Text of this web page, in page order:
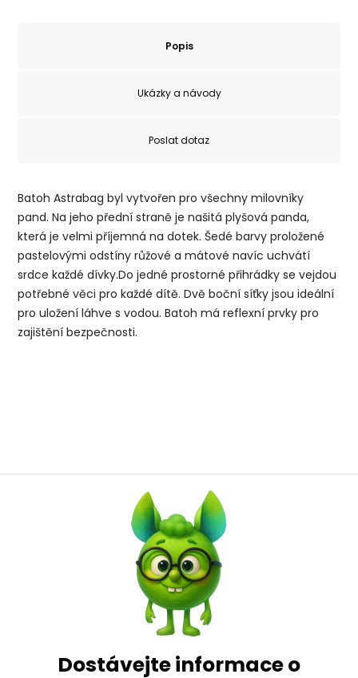
Popis
Ukázky a návody
Poslat dotaz
Batoh Astrabag byl vytvořen pro všechny milovníky
pand. Na jeho přední straně je našitá plyšová panda,
která je velmi příjemná na dotek. Šedé barvy proložené
pastelovými odstíny růžové a mátové navíc uchvátí
srdce každé dívky.Do jedné prostorné přihrádky se vejdou
potřebné věci pro každé dítě. Dvě boční síťky jsou ideální
pro uložení láhve s vodou. Batoh má reflexní prvky pro
zajištění bezpečnosti.
Dostávejte informace o